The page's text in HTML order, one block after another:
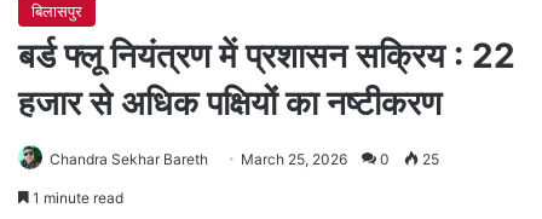
बिलासपुर
बर्ड फ्लू नियंत्रण में प्रशासन सक्रिय : 22
हजार से अधिक पक्षियों का नष्टीकरण
Chandra Sekhar Bareth March 25, 2026 0 25
1 minute read